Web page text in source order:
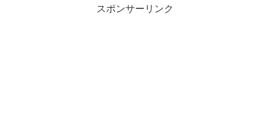
スポンサーリンク